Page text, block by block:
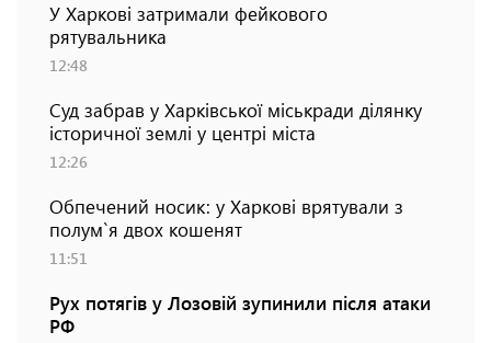
У Харкові затримали фейкового
рятувальника
12:48
Суд забрав у Харківської міськради ділянку
історичної землі у центрі міста
12:26
Обпечений носик: у Харкові врятували з
полум`я двох кошенят
11:51
Рух потягів у Лозовій зупинили після атаки
РФ